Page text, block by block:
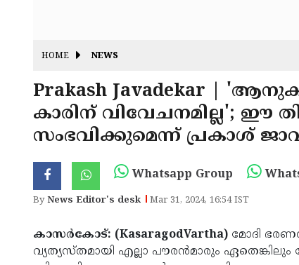
HOME NEWS
Prakash Javadekar |
കാരിന് വിവേചനമില്ല'; ഈ
സംഭവിക്കുമെന്ന് പ്രകാശ്
Whatsapp Group
ByNews Editor's desk Mar 31, 2024, 16:54 IST
കാസർകോട്: (KasaragodVartha) മോദി
വ്യത്യസ്തമായി എല്ലാ പൗരൻമാരും